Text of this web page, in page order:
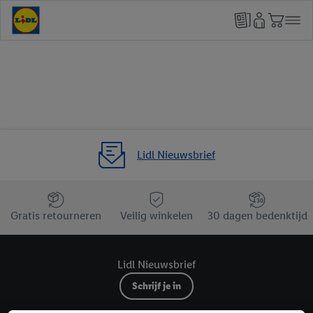
Lidl Nieuwsbrief
Jouw voordelen bij ons als Lidl webshop klant
Gratis retourneren
Veilig winkelen 30 dagen bedenktijd
Lidl Nieuwsbrief
Schrijf je in